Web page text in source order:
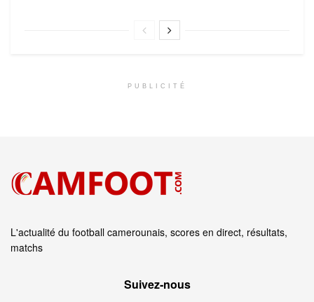
PUBLICITÉ
L'actualité du football camerounais, scores en direct, résultats,
matchs
Suivez‑nous